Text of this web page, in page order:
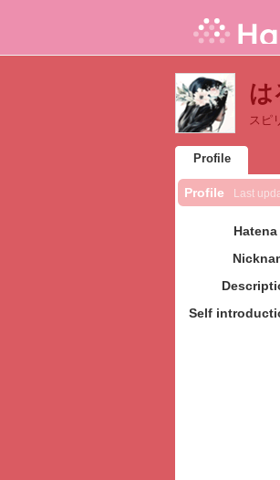
は
スピ
Profile
Profile Last
Hatena
Self